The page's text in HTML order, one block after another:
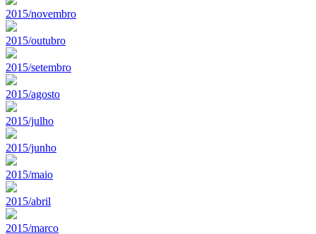
2015/novembro
2015/outubro
2015/setembro
2015/agosto
2015/julho
2015/junho
2015/maio
2015/abril
2015/marco